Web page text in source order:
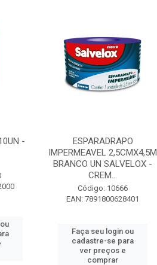
-
ESPARADRAPO
IMPERMEAVEL 2,5CMX4,5M
BRANCO UN SALVELOX -
CREM...
Código: 10666
EAN: 7891800628401
Faça seu login ou
cadastre-se para
ver preços e
comprar